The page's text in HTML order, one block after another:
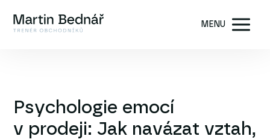
MENU
Psychologie emocí
v prodeji: Jak navázat vztah,